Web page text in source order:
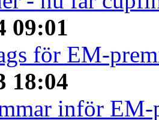
09:01
för EM-
18:04
inför EM-